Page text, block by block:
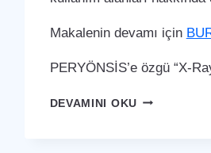
Makalenin devamı için
PERYÖNSİS’e özgü “X-
DEVAMINI OKUDAZKIRI